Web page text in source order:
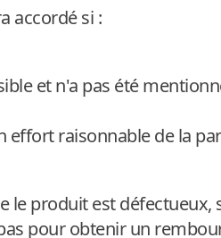
accordé si :
et n'a pas été
raisonnable de la
le produit est défectueux,
pour obtenir un